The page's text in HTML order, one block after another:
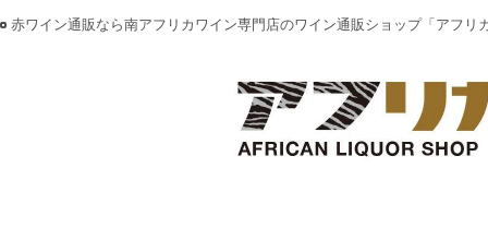
赤ワイン通販なら南アフリカワイン専門店のワイン通販ショップ「アフリ